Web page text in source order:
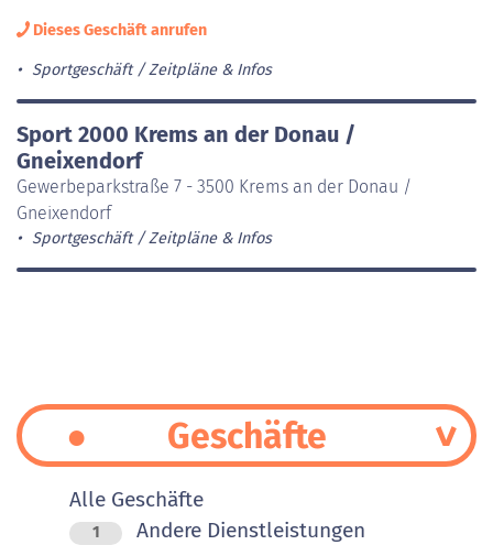
Dieses Geschäft anrufen
Sportgeschäft Zeitpläne & Infos
Sport 2000 Krems an der Donau /
Gneixendorf
Gewerbeparkstraße 7 - 3500 Krems an der Donau /
Gneixendorf
Sportgeschäft Zeitpläne & Infos
Geschäfte
Alle Geschäfte
1 Andere Dienstleistungen